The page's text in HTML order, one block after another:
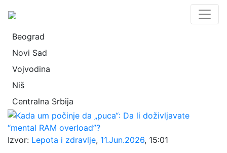
Beograd
Novi Sad
Vojvodina
Niš
Centralna Srbija
Izvor: Lepota i zdravlje, 11.Jun.2026, 15:01